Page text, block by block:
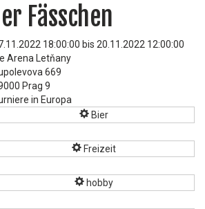
Fässchen
18:00:00 bis 20.11.2022 12:00:00
Arena Letňany
669
Prag 9
in Europa
Bier
Freizeit
hobby